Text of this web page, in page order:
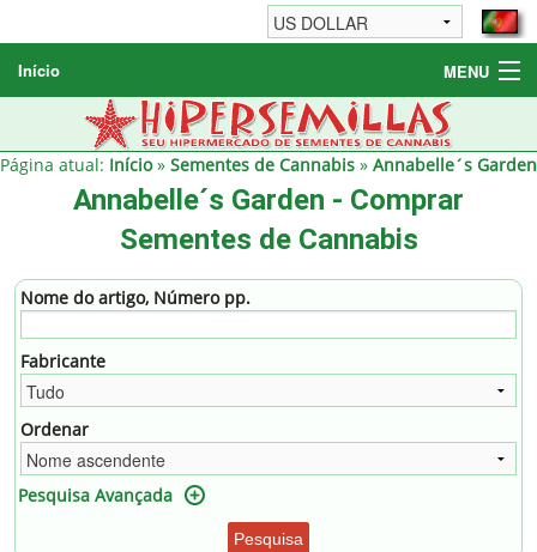
Início MENU
Sementes de Cannabis
Sementes Diversas
Informações / FAQ
Página atual: Início» Sementes de Cannabis » Annabelle´s Garden
Annabelle´s Garden - Comprar
Sementes de Cannabis
Nome do artigo, Número pp.
Fabricante
Ordenar
Pesquisa Avançada
Pesquisa